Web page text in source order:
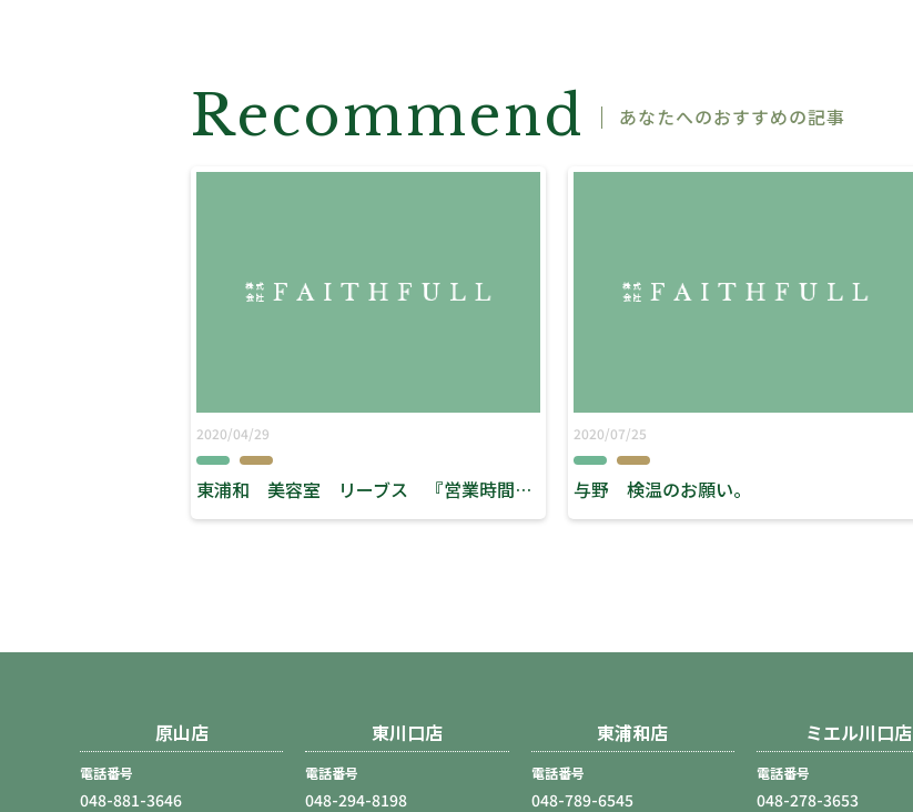
Recommend あなたへのおすすめの記事
2020/04/29
東浦和 美容室 リーブス 『営業時間について』
2020/07/25
与野 検温のお願い。
原山店
電話番号
048-881-3646
東川口店
電話番号
048-294-8198
東浦和店
電話番号
048-789-6545
ミエル川口店
電話番号
048-278-3653